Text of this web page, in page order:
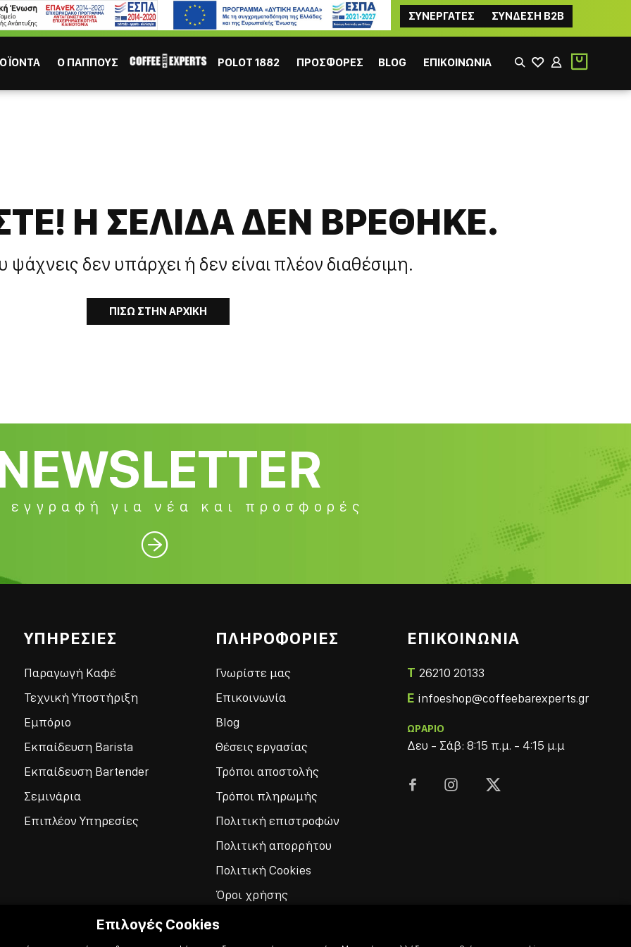
ΣΥΝΕΡΓΑΤΕΣ ΣΥΝΔΕΣΗ B2B
ΕΣΠΡΕΣΣΟ ΕΛΛΗΝΙΚΟΣ
Ο ΠΑΠΠΟΥΣ POLOT 1882 ΠΡΟΣΦΟΡΕΣ BLOG ΕΠΙΚΟΙΝΩΝΙΑ
ΙΣΩΣ ΣΕ ΕΝΔΙΑΦΕΡΟΥΝ
Σοκολάτα Χυμός
H ΣΕΛΙΔΑ ΔΕΝ ΒΡΕΘΗΚΕ.
ψάχνεις δεν υπάρχει ή δεν είναι πλέον διαθέσιμη.
ΠΙΣΩ ΣΤΗΝ ΑΡΧΙΚΗ
εγγραφή για νέα και προσφορές

ΥΠΗΡΕΣΙΕΣ
Παραγωγή Καφέ
Τεχνική Υποστήριξη
Εμπόριο
Εκπαίδευση Barista
Εκπαίδευση Bartender
Σεμινάρια
Επιπλέον Υπηρεσίες
ΠΛΗΡΟΦΟΡΙΕΣ
Γνωρίστε μας
Επικοινωνία
Blog
Θέσεις εργασίας
Τρόποι αποστολής
Τρόποι πληρωμής
Πολιτική επιστροφών
Πολιτική απορρήτου
Πολιτική Cookies
Όροι χρήσης
ΕΠΙΚΟΙΝΩΝΙΑ
T 26210 20133
E infoeshop@coffeebarexperts.gr
ΩΡΑΡΙΟ
Δευ - Σάβ: 8:15 π.μ. - 4:15 μ.μ
  
Επιλογές Cookies